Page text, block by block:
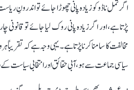
اگر تمل ناڈو کو زیادہ پانی چھوڑا جائے تو اندرونِ
پڑتا ہے، اور اگر زیادہ پانی روک لیا جائے تو قانونی
مخالفت کا سامنا کرنا پڑتا ہے۔ یہی وجہ ہے کہ تقریباً
سیاسی جماعت سے ہو، آبی حقائق اور انتخابی سیاست